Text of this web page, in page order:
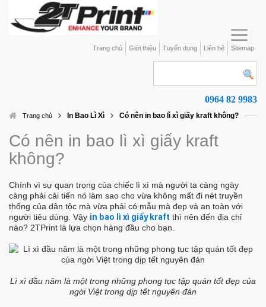
Trang chủ Giới thiệu Tuyển dụng Liên hệ Sitemap
0964 82 9983
Trang chủ In Bao Lì Xì Có nên in bao lì xì giấy kraft không?
Có nên in bao lì xì giấy kraft
không?
Chính vì sự quan trọng của chiếc lì xì mà người ta càng ngày
càng phải cải tiến nó làm sao cho vừa không mất đi nét truyền
thống của dân tộc mà vừa phải có mẫu mà đẹp và an toàn với
người tiêu dùng. Vậy in bao lì xì giấy kraft thì nên đến địa chỉ
nào? 2TPrint là lựa chọn hàng đầu cho bạn.
Lì xì đầu năm là một trong những phong tục tập quán tốt đẹp của
ngời Việt trong dịp tết nguyên đán